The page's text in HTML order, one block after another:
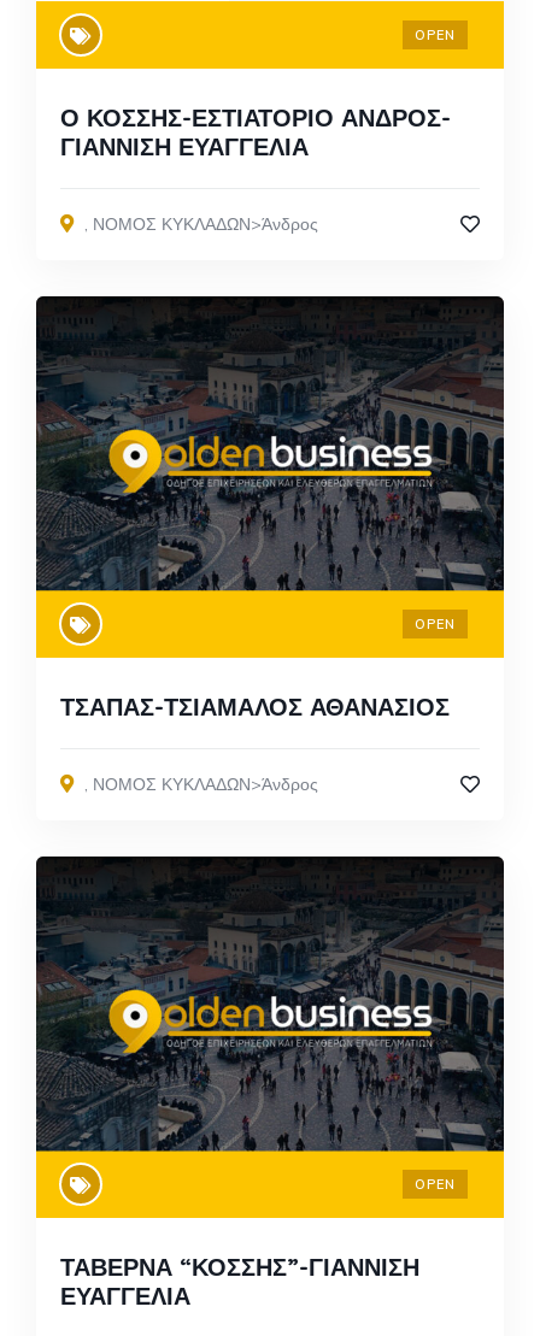
OPEN
Ο ΚΟΣΣΗΣ-ΕΣΤΙΑΤΟΡΙΟ ΑΝΔΡΟΣ-
ΓΙΑΝΝΙΣΗ ΕΥΑΓΓΕΛΙΑ
, ΝΟΜΟΣ ΚΥΚΛΑΔΩΝ>Άνδρος
OPEN
ΤΣΑΠΑΣ-ΤΣΙΑΜΑΛΟΣ ΑΘΑΝΑΣΙΟΣ
, ΝΟΜΟΣ ΚΥΚΛΑΔΩΝ>Άνδρος
OPEN
ΤΑΒΕΡΝΑ “ΚΟΣΣΗΣ”-ΓΙΑΝΝΙΣΗ
ΕΥΑΓΓΕΛΙΑ